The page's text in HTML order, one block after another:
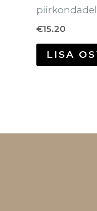
€15.20
LISA